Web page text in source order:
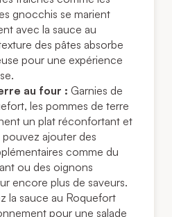
gnocchis se marient
avec la sauce au
des pâtes absorbe
pour une expérience
au four : Garnies de
les pommes de terre
un plat réconfortant et
pouvez ajouter des
comme du
ou des oignons
encore plus de saveurs.
la sauce au Roquefort
pour une salade